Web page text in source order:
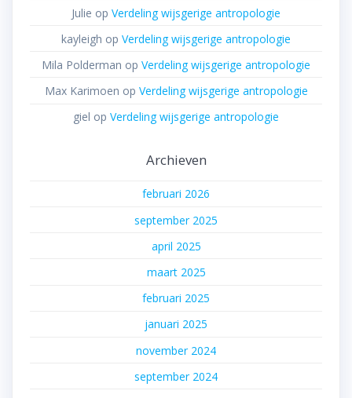
Julie op Verdeling wijsgerige antropologie
kayleigh op Verdeling wijsgerige antropologie
Mila Polderman op Verdeling wijsgerige antropologie
Max Karimoen op Verdeling wijsgerige antropologie
giel op Verdeling wijsgerige antropologie
Archieven
februari 2026
september 2025
april 2025
maart 2025
februari 2025
januari 2025
november 2024
september 2024